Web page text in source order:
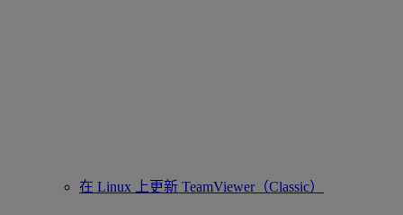
在 Linux 上更新 TeamViewer（Classic）